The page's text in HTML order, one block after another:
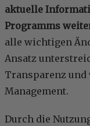
aktuelle
Programms
alle wichtigen
Ansatz
Transparenz
Management.
Durch die